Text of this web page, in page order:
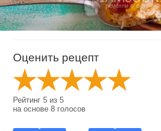
Оценить рецепт
Рейтинг5 из5
на основе8 голосов